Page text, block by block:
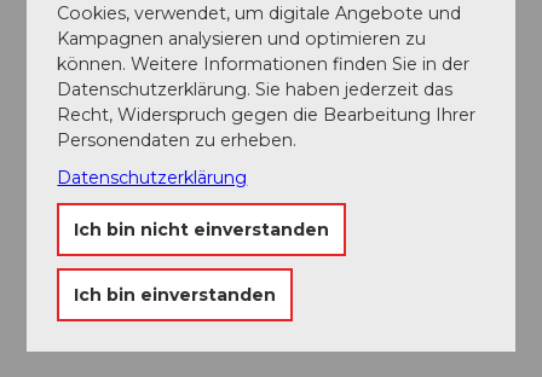
Cookies, verwendet, um digitale Angebote und
Kampagnen analysieren und optimieren zu
können. Weitere Informationen finden Sie in der
Datenschutzerklärung. Sie haben jederzeit das
Recht, Widerspruch gegen die Bearbeitung Ihrer
Personendaten zu erheben.
Datenschutzerklärung
Ich bin nicht einverstanden
Ich bin einverstanden